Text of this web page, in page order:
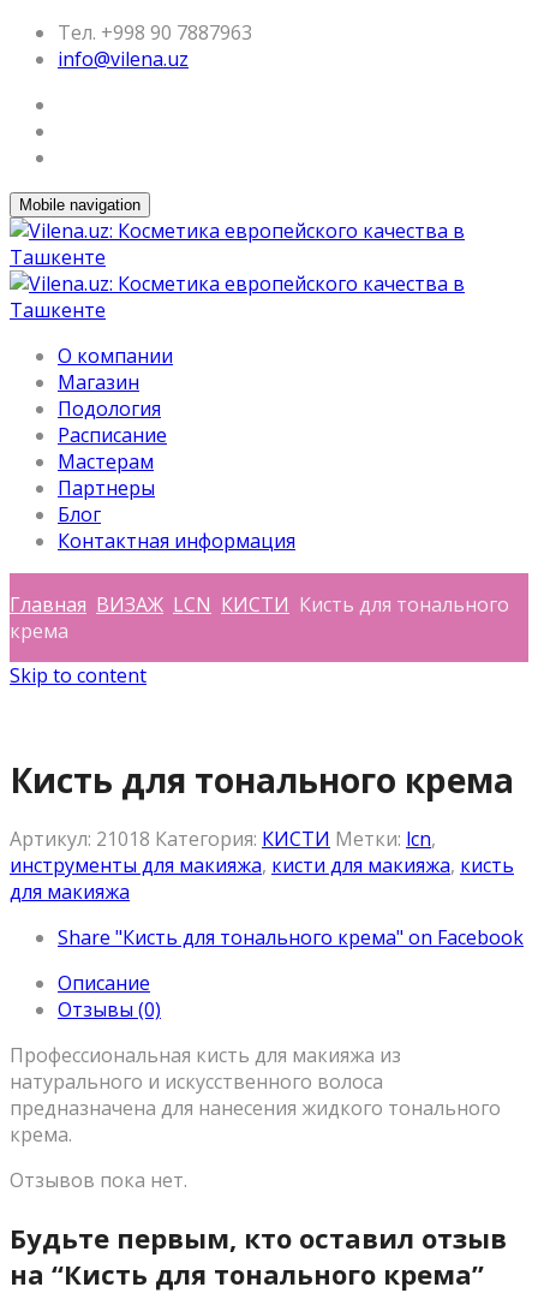
Тел. +998 90 7887963
info@vilena.uz
Mobile navigation
О компании
Магазин
Подология
Расписание
Мастерам
Партнеры
Блог
Контактная информация
Главная ВИЗАЖ LCN КИСТИ Кисть для тонального
крема
Skip to content
Кисть для тонального крема
Артикул: 21018 Категория: КИСТИ Метки: lcn,
инструменты для макияжа, кисти для макияжа, кисть
для макияжа
Share "Кисть для тонального крема" on Facebook
Описание
Отзывы (0)
Профессиональная кисть для макияжа из
натурального и искусственного волоса
предназначена для нанесения жидкого тонального
крема.
Отзывов пока нет.
Будьте первым, кто оставил отзыв
на “Кисть для тонального крема”